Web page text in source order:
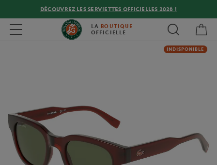
DÉCOUVREZ LES SERVIETTES OFFICIELLES 2026 !
Toggle navigation LA BOUTIQUE
OFFICIELLE
INDISPONIBLE